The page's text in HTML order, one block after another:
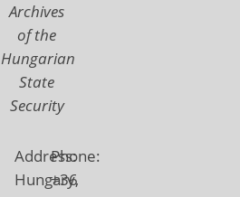
Archives
of the
Hungarian
State
Security
Address:
Hungary,
Phone:
+36